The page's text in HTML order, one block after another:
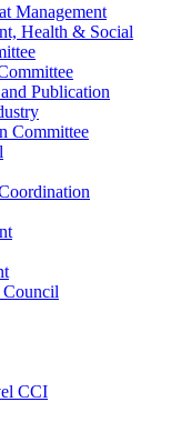
Management
Health & Social
Publication
Committee
Council
CCI